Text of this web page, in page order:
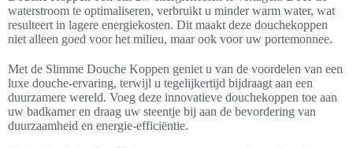
waterstroom te optimaliseren, verbruikt u minder warm water, wat
resulteert in lagere energiekosten. Dit maakt deze douchekoppen
niet alleen goed voor het milieu, maar ook voor uw portemonnee.
Met de Slimme Douche Koppen geniet u van de voordelen van een
luxe douche-ervaring, terwijl u tegelijkertijd bijdraagt aan een
duurzamere wereld. Voeg deze innovatieve douchekoppen toe aan
uw badkamer en draag uw steentje bij aan de bevordering van
duurzaamheid en energie-efficiëntie.